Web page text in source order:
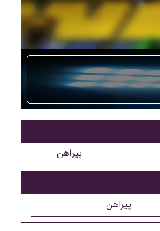
پیراهن
پیراهن